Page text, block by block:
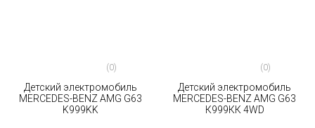
(0)
Детский электромобиль
MERCEDES-BENZ AMG G63
K999KK
(0)
Детский электромобиль
MERCEDES-BENZ AMG G63
К999КК 4WD